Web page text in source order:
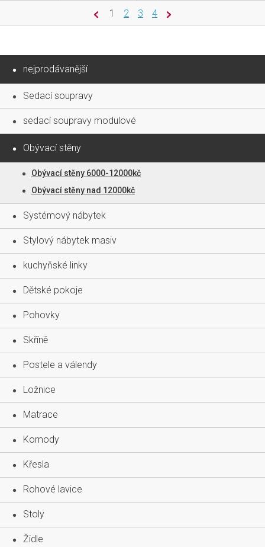
1 2 3 4
nejprodávanější
Sedací soupravy
sedací soupravy modulové
Obývací stěny
Obývací stěny 6000-12000kč
Obývací stěny nad 12000kč
Systémový nábytek
Stylový nábytek masiv
kuchyňské linky
Dětské pokoje
Pohovky
Skříně
Postele a válendy
Ložnice
Matrace
Komody
Křesla
Rohové lavice
Stoly
Židle